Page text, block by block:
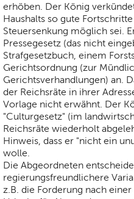
erhöben. Der König
Haushalts so gute
Steuersenkung möglich sei.
Pressegesetz (das nicht
Strafgesetzbuch, einem
Gerichtsordnung (zur
Gerichtsverhandlungen) an.
der Reichsräte in ihrer
Vorlage nicht erwähnt. Der
"Culturgesetz" (im
Reichsräte wiederholt
Hinweis, dass er "nicht ein
wolle.
Die Abgeordneten
regierungsfreundlichere
z.B. die Forderung nach